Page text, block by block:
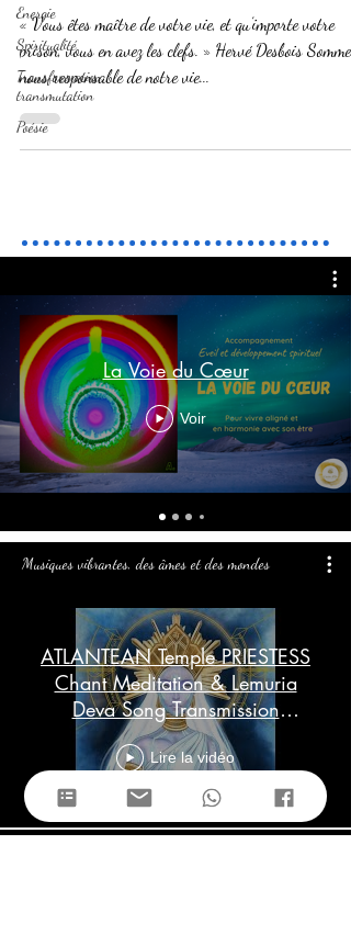
Energie
Spiritualité
Transformation,
transmutation
Poésie
« Vous êtes maître de votre vie, et qu’importe votre
prison, vous en avez les clefs. » Hervé Desbois
nous responsable de notre vie...
La Voie du Cœur
Voir
Musiques vibrantes, des âmes et des mondes
ATLANTEAN Temple PRIESTESS
Chant Meditation & Lemuria
Deva Song Transmission
(Goddess Frequency)
Lire la vidéo